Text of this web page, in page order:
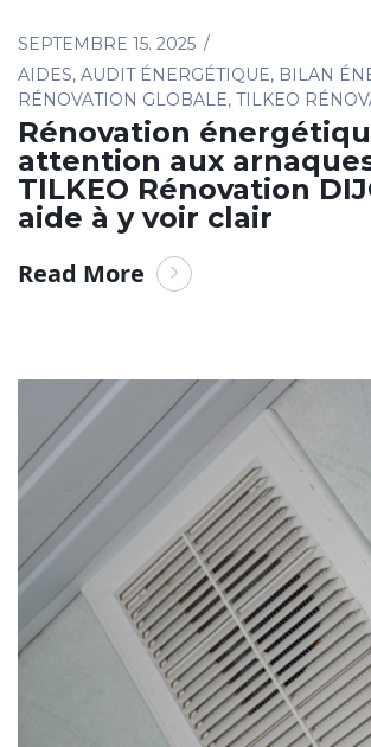
SEPTEMBRE 15. 2025
AIDES, AUDIT ÉNERGÉTIQUE, BILAN
RÉNOVATION GLOBALE, TILKEO
Rénovation
attention aux
TILKEO Rénovation
aide à y voir clair
Read More